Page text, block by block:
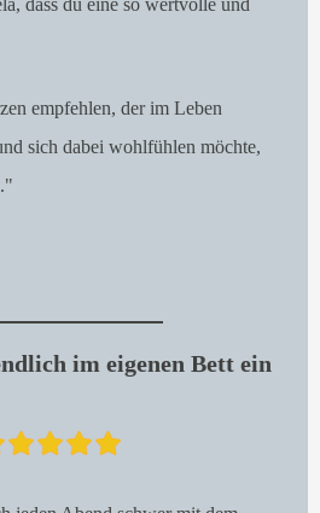
dass du eine so wertvolle und
empfehlen, der im Leben
sich dabei wohlfühlen möchte,
im eigenen Bett ein